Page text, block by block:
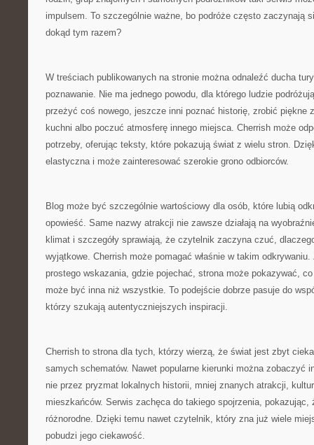
impulsem. To szczególnie ważne, bo podróże często zaczynają
dokąd tym razem?
W treściach publikowanych na stronie można odnaleźć ducha
poznawanie. Nie ma jednego powodu, dla którego ludzie
przeżyć coś nowego, jeszcze inni poznać historię, zrobić piękne
kuchni albo poczuć atmosferę innego miejsca. Cherrish może
potrzeby, oferując teksty, które pokazują świat z wielu stron.
elastyczna i może zainteresować szerokie grono odbiorców.
Blog może być szczególnie wartościowy dla osób, które lubią
opowieść. Same nazwy atrakcji nie zawsze działają na
klimat i szczegóły sprawiają, że czytelnik zaczyna czuć,
wyjątkowe. Cherrish może pomagać właśnie w takim
prostego wskazania, gdzie pojechać, strona może pokazywać,
może być inna niż wszystkie. To podejście dobrze pasuje do
którzy szukają autentyczniejszych inspiracji.
Cherrish to strona dla tych, którzy wierzą, że świat jest zbyt
samych schematów. Nawet popularne kierunki można zobaczyć
nie przez pryzmat lokalnych historii, mniej znanych atrakcji,
mieszkańców. Serwis zachęca do takiego spojrzenia, pokazując,
różnorodne. Dzięki temu nawet czytelnik, który zna już wiele
pobudzi jego ciekawość.